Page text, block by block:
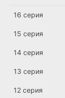
16 серия
15 серия
14 серия
13 серия
12 серия